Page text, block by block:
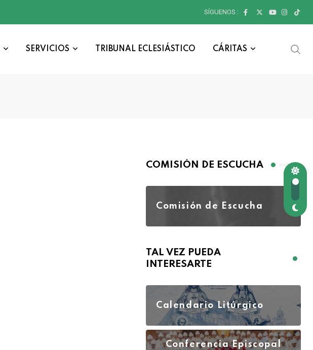
SÍGUENOS :
SERVICIOS TRIBUNAL ECLESIÁSTICO CÁRITAS
COMISIÓN DE ESCUCHA
Comisión de Escucha
TAL VEZ PUEDA
INTERESARTE
Calendario Litúrgico
Conferencia Episcopal